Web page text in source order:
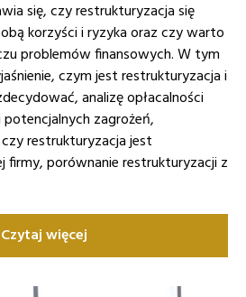
się, czy restrukturyzacja się
korzyści i ryzyka oraz czy warto
problemów finansowych. W tym
czym jest restrukturyzacja i
analizę opłacalności
zagrożeń,
restrukturyzacja jest
firmy, porównanie restrukturyzacji z
Czytaj więcej